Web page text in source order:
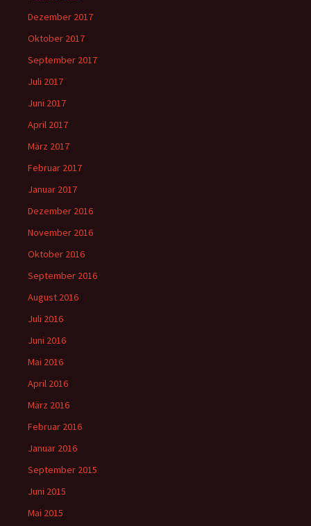
Dezember 2017
Oktober 2017
September 2017
Juli 2017
Juni 2017
April 2017
März 2017
Februar 2017
Januar 2017
Dezember 2016
November 2016
Oktober 2016
September 2016
August 2016
Juli 2016
Juni 2016
Mai 2016
April 2016
März 2016
Februar 2016
Januar 2016
September 2015
Juni 2015
Mai 2015